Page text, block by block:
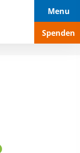
Menu
Spenden